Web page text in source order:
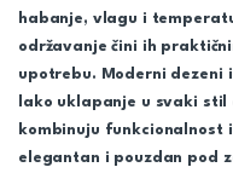
habanje, vlagu i
održavanje čini ih
upotrebu. Moderni dezeni
lako uklapanje u svaki
kombinuju funkcionalnost
elegantan i pouzdan pod